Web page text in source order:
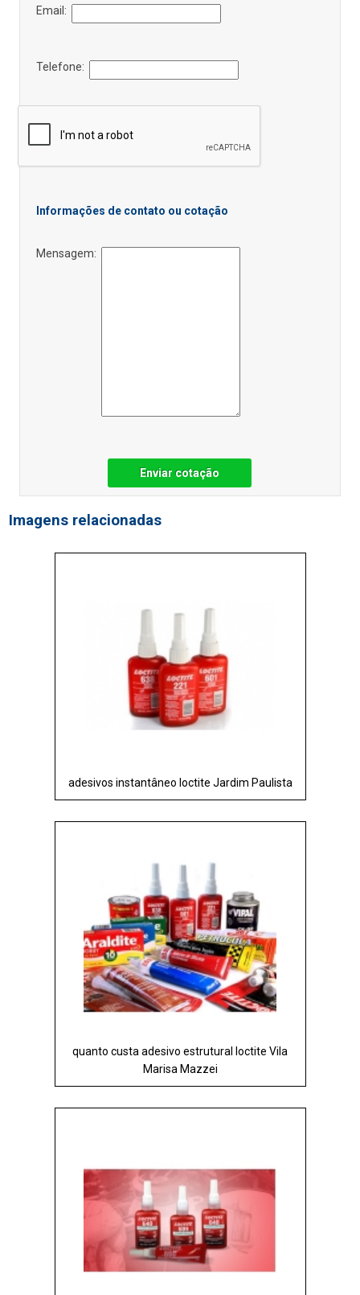
Email:
Telefone:
Informações de contato ou cotação
Mensagem:
Enviar cotação
Imagens relacionadas
adesivos instantâneo loctite Jardim Paulista
quanto custa adesivo estrutural loctite Vila
Marisa Mazzei